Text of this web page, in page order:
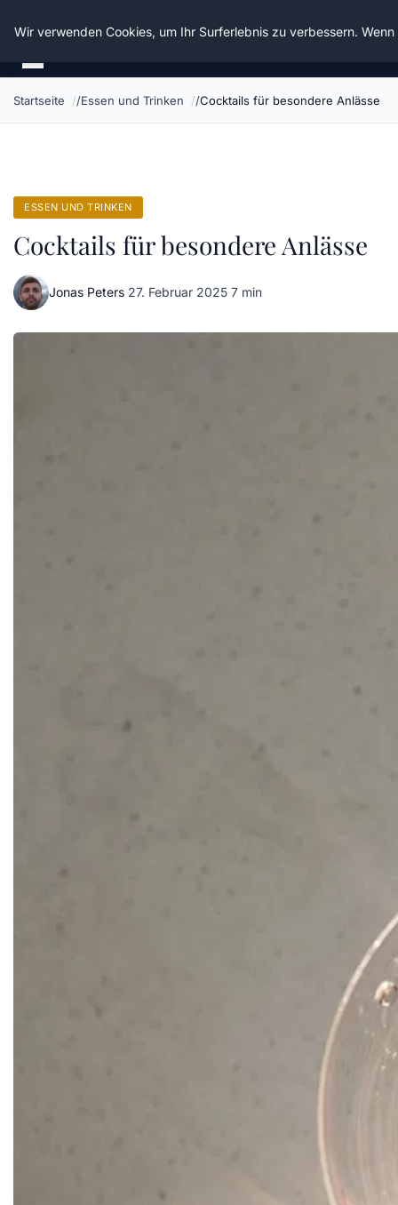
Die Schnitter
Startseite Essen und Trinken Cocktails für besondere Anlässe
ESSEN UND TRINKEN
Cocktails für besondere Anlässe
Jonas Peters·27. Februar 2025·7 min
Wir verwenden Cookies, um Ihr Surferlebnis zu verbessern.